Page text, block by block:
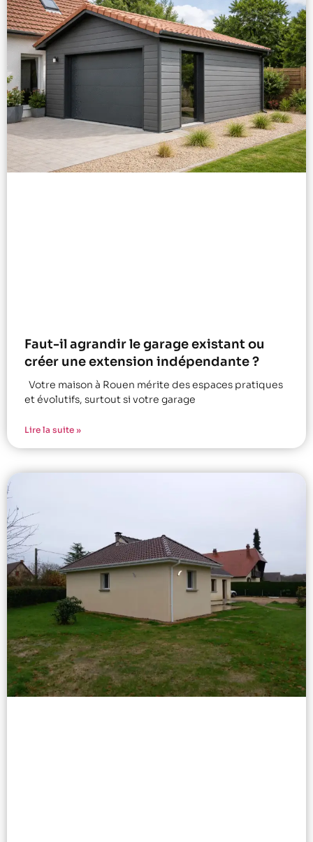
Faut-il agrandir le garage existant ou
créer une extension indépendante ?
Votre maison à Rouen mérite des espaces pratiques
et évolutifs, surtout si votre garage
Lire la suite »